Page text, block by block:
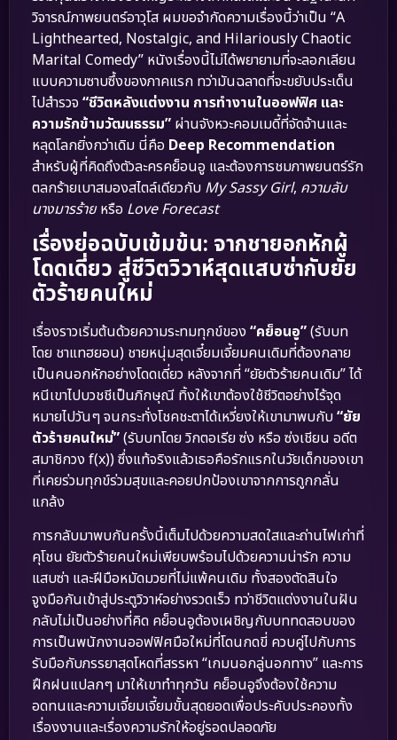
วิจารณ์ภาพยนตร์อาวุโส ผมขอจำกัดความเรื่องนี้ว่าเป็น “A
Lighthearted, Nostalgic, and Hilariously Chaotic
Marital Comedy” หนังเรื่องนี้ไม่ได้พยายามที่จะลอกเลียน
แบบความซาบซึ้งของภาคแรก ทว่ามันฉลาดที่จะขยับประเด็น
ไปสำรวจ “ชีวิตหลังแต่งงาน การทำงานในออฟฟิศ และ
ความรักข้ามวัฒนธรรม” ผ่านจังหวะคอมเมดี้ที่จัดจ้านและ
หลุดโลกยิ่งกว่าเดิม นี่คือ Deep Recommendation
สำหรับผู้ที่คิดถึงตัวละครคย็อนอู และต้องการชมภาพยนตร์รัก
ตลกร้ายเบาสมองสไตล์เดียวกับ My Sassy Girl, ความลับ
นางมารร้ายหรือ Love Forecast
เรื่องย่อฉบับเข้มข้น: จากชายอกหักผู้
โดดเดี่ยว สู่ชีวิตวิวาห์สุดแสบซ่ากับยัย
ตัวร้ายคนใหม่
เรื่องราวเริ่มต้นด้วยความระทมทุกข์ของ “คย็อนอู”(รับบท
โดย ชาแทฮยอน) ชายหนุ่มสุดเจี๋ยมเจี้ยมคนเดิมที่ต้องกลาย
เป็นคนอกหักอย่างโดดเดี่ยว หลังจากที่ “ยัยตัวร้ายคนเดิม” ได้
หนีเขาไปบวชชีเป็นภิกษุณี ทิ้งให้เขาต้องใช้ชีวิตอย่างไร้จุด
หมายไปวันๆ จนกระทั่งโชคชะตาได้เหวี่ยงให้เขามาพบกับ“ยัย
ตัวร้ายคนใหม่”(รับบทโดย วิกตอเรีย ซ่ง หรือ ซ่งเชียน อดีต
สมาชิกวง f(x)) ซึ่งแท้จริงแล้วเธอคือรักแรกในวัยเด็กของเขา
ที่เคยร่วมทุกข์ร่วมสุขและคอยปกป้องเขาจากการถูกกลั่น
แกล้ง
การกลับมาพบกันครั้งนี้เต็มไปด้วยความสดใสและถ่านไฟเก่าที่
คุโชน ยัยตัวร้ายคนใหม่เพียบพร้อมไปด้วยความน่ารัก ความ
แสบซ่า และฝีมือหมัดมวยที่ไม่แพ้คนเดิม ทั้งสองตัดสินใจ
จูงมือกันเข้าสู่ประตูวิวาห์อย่างรวดเร็ว ทว่าชีวิตแต่งงานในฝัน
กลับไม่เป็นอย่างที่คิด คย็อนอูต้องเผชิญกับบททดสอบของ
การเป็นพนักงานออฟฟิศมือใหม่ที่โดนกดขี่ ควบคู่ไปกับการ
รับมือกับภรรยาสุดโหดที่สรรหา “เกมนอกลู่นอกทาง” และการ
ฝึกฝนแปลกๆ มาให้เขาทำทุกวัน คย็อนอูจึงต้องใช้ความ
อดทนและความเจี๋ยมเจี้ยมขั้นสุดยอดเพื่อประคับประคองทั้ง
เรื่องงานและเรื่องความรักให้อยู่รอดปลอดภัย